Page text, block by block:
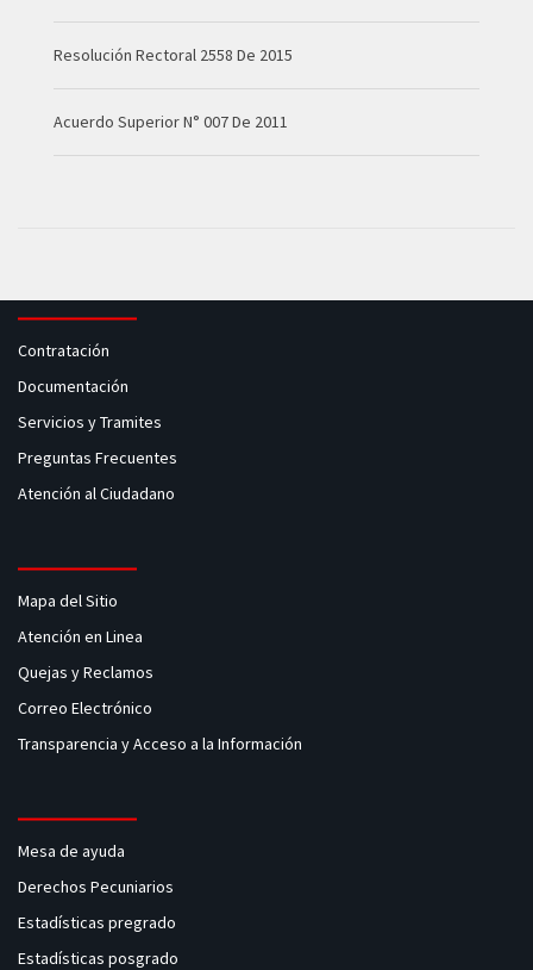
Resolución Rectoral 2558 De 2015
Acuerdo Superior N° 007 De 2011
Contratación
Documentación
Servicios y Tramites
Preguntas Frecuentes
Atención al Ciudadano
Mapa del Sitio
Atención en Linea
Quejas y Reclamos
Correo Electrónico
Transparencia y Acceso a la Información
Mesa de ayuda
Derechos Pecuniarios
Estadísticas pregrado
Estadísticas posgrado